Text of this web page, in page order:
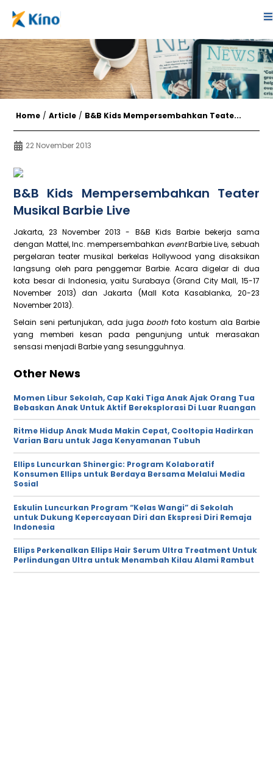
Home / Article / B&B Kids Mempersembahkan Teate...
22 November 2013
B&B Kids Mempersembahkan Teater
Musikal Barbie Live
Jakarta, 23 November 2013 - B&B Kids Barbie bekerja sama
dengan Mattel, Inc. mempersembahkan eventBarbie Live, sebuah
pergelaran teater musikal berkelas Hollywood yang disaksikan
langsung oleh para penggemar Barbie. Acara digelar di dua
kota besar di Indonesia, yaitu Surabaya (Grand City Mall, 15-17
November 2013) dan Jakarta (Mall Kota Kasablanka, 20-23
November 2013).
Selain seni pertunjukan, ada juga booth foto kostum ala Barbie
yang memberi kesan pada pengunjung untuk merasakan
sensasi menjadi Barbie yang sesungguhnya.
Other News
Momen Libur Sekolah, Cap Kaki Tiga Anak Ajak Orang Tua
Bebaskan Anak Untuk Aktif Bereksplorasi Di Luar Ruangan
Ritme Hidup Anak Muda Makin Cepat, Cooltopia Hadirkan
Varian Baru untuk Jaga Kenyamanan Tubuh
Ellips Luncurkan Shinergic: Program Kolaboratif
Konsumen Ellips untuk Berdaya Bersama Melalui Media
Sosial
Eskulin Luncurkan Program “Kelas Wangi” di Sekolah
untuk Dukung Kepercayaan Diri dan Ekspresi Diri Remaja
Indonesia
Ellips Perkenalkan Ellips Hair Serum Ultra Treatment Untuk
Perlindungan Ultra untuk Menambah Kilau Alami Rambut